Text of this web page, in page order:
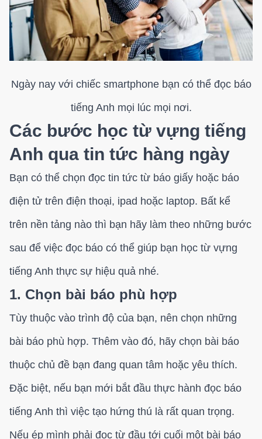
Ngày nay với chiếc smartphone bạn có thể đọc báo
tiếng Anh mọi lúc mọi nơi.
Các bước học từ vựng tiếng
Anh qua tin tức hàng ngày
Bạn có thể chọn đọc tin tức từ báo giấy hoặc báo
điện tử trên điện thoại, ipad hoặc laptop. Bất kể
trên nền tảng nào thì bạn hãy làm theo những bước
sau để việc đọc báo có thể giúp bạn học từ vựng
tiếng Anh thực sự hiệu quả nhé.
1. Chọn bài báo phù hợp
Tùy thuộc vào trình độ của bạn, nên chọn những
bài báo phù hợp. Thêm vào đó, hãy chọn bài báo
thuộc chủ đề bạn đang quan tâm hoặc yêu thích.
Đặc biệt, nếu bạn mới bắt đầu thực hành đọc báo
tiếng Anh thì việc tạo hứng thú là rất quan trọng.
Nếu ép mình phải đọc từ đầu tới cuối một bài báo